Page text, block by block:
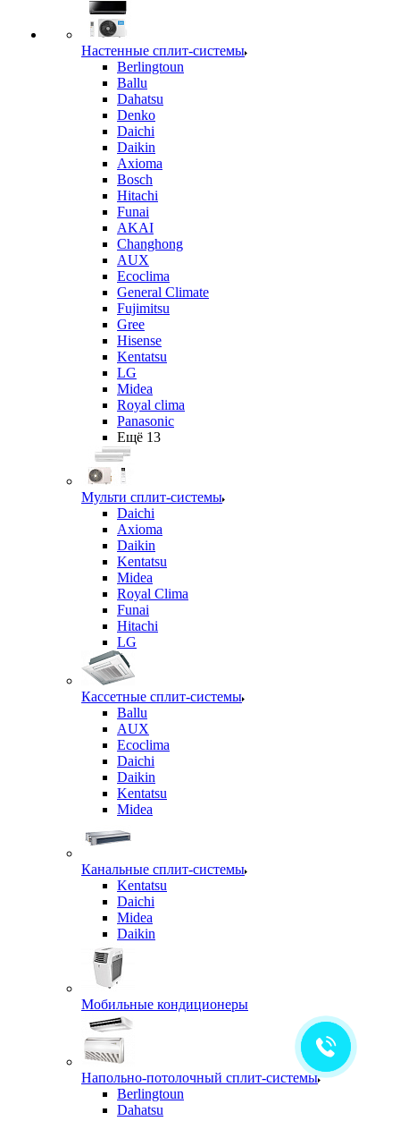
Настенные сплит-системы
Berlingtoun
Ballu
Dahatsu
Denko
Daichi
Daikin
Axioma
Bosch
Hitachi
Funai
AKAI
Changhong
AUX
Ecoclima
General Climate
Fujimitsu
Gree
Hisense
Kentatsu
LG
Midea
Royal clima
Panasonic
Ещё 13
Мульти сплит-системы
Daichi
Axioma
Daikin
Kentatsu
Midea
Royal Clima
Funai
Hitachi
LG
Кассетные сплит-системы
Ballu
AUX
Ecoclima
Daichi
Daikin
Kentatsu
Midea
Канальные сплит-системы
Kentatsu
Daichi
Midea
Daikin
Мобильные кондиционеры
Напольно-потолочный сплит-системы
Berlingtoun
Dahatsu